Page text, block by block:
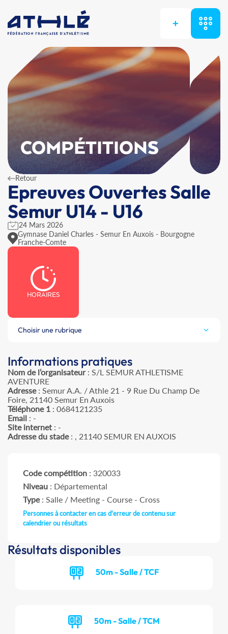
+
COMPÉTITIONS
Retour
Epreuves Ouvertes Salle
Semur U14 - U16
24 Mars 2026
Gymnase Daniel Charles - Semur En Auxois - Bourgogne
Franche-Comte
HORAIRES
Choisir une rubrique
Informations pratiques
Nom de l’organisateur: S/L SEMUR ATHLETISME
AVENTURE
Adresse: Semur A.A. / Athle 21 - 9 Rue Du Champ De
Foire, 21140 Semur En Auxois
Téléphone 1 : 0684121235
Email : -
Site internet : -
Adresse du stade: , 21140 SEMUR EN AUXOIS
Code compétition : 320033
Niveau : Départemental
Type: Salle / Meeting - Course - Cross
Personnes à contacter en cas d'erreur de contenu sur
calendrier ou résultats
Résultats disponibles
50m - Salle / TCF
50m - Salle / TCM